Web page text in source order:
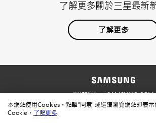
本網站使用Cookies。點擊"同意"或繼續瀏覽網站即表
Cookie。 了解更多
了解更多關於三星最新
了解更多
聯絡我們
SAMSUNG.COM
使用規範
隱私規範